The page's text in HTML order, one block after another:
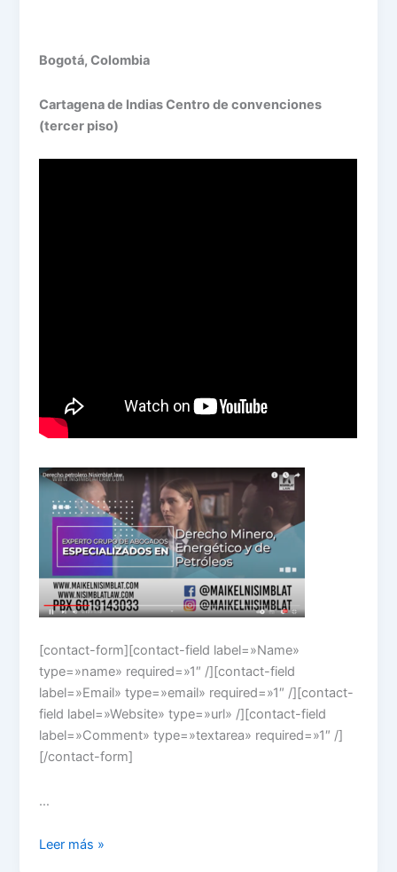
Bogotá, Colombia
Cartagena de Indias Centro de convenciones
(tercer piso)
[contact-form][contact-field label=»Name»
type=»name» required=»1″ /][contact-field
label=»Email» type=»email» required=»1″ /][contact-
field label=»Website» type=»url» /][contact-field
label=»Comment» type=»textarea» required=»1″ /]
[/contact-form]
…
Transporte
Leer más »